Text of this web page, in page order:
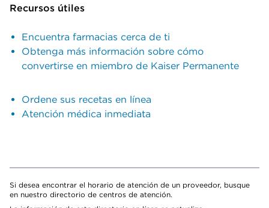
Recursos útiles
Encuentra farmacias cerca de ti
Obtenga más información sobre cómo
convertirse en miembro de Kaiser Permanente
Ordene sus recetas en línea
Atención médica inmediata
Si desea encontrar el horario de atención de un proveedor, busque
en nuestro directorio de centros de atención.